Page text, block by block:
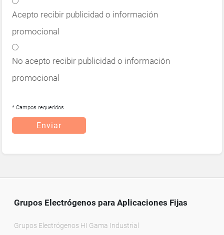
Acepto recibir publicidad o información
promocional
No acepto recibir publicidad o información
promocional
* Campos requeridos
Enviar
Grupos Electrógenos para Aplicaciones Fijas
Grupos Electrógenos HI Gama Industrial